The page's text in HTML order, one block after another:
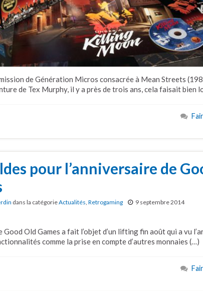
de Génération Micros consacrée à Mean Streets
de Tex Murphy, il y a près de trois ans, cela faisait bien
pour l’anniversaire de
dans la catégorieActualités, Retrogaming 9 septembre 2014
Good Old Games a fait l’objet d’un lifting fin août qui a vu
comme la prise en compte d’autres monnaies (…)